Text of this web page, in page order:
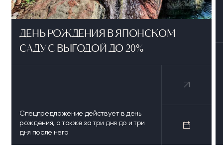
ДЕНЬ РОЖДЕНИЯ В ЯПОНСКОМ
САДУ С ВЫГОДОЙ ДО 20%
Спецпредложение действует в день
рождения, а также за три дня до и три
дня после него